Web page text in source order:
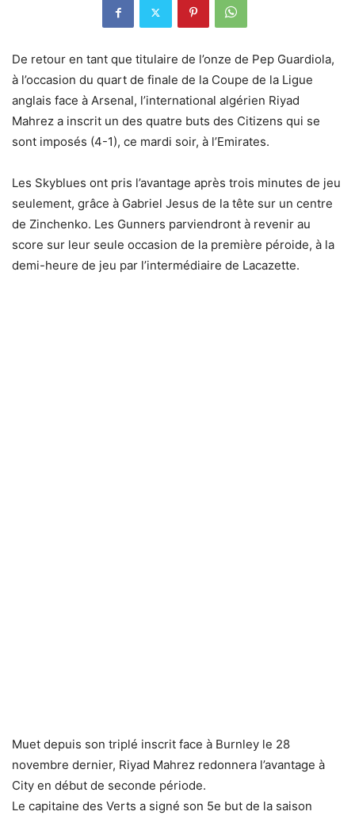
De retour en tant que titulaire de l’onze de Pep Guardiola,
à l’occasion du quart de finale de la Coupe de la Ligue
anglais face à Arsenal, l’international algérien Riyad
Mahrez a inscrit un des quatre buts des Citizens qui se
sont imposés (4-1), ce mardi soir, à l’Emirates.
Les Skyblues ont pris l’avantage après trois minutes de jeu
seulement, grâce à Gabriel Jesus de la tête sur un centre
de Zinchenko. Les Gunners parviendront à revenir au
score sur leur seule occasion de la première péroide, à la
demi-heure de jeu par l’intermédiaire de Lacazette.
Muet depuis son triplé inscrit face à Burnley le 28
novembre dernier, Riyad Mahrez redonnera l’avantage à
City en début de seconde période.
Le capitaine des Verts a signé son 5e but de la saison